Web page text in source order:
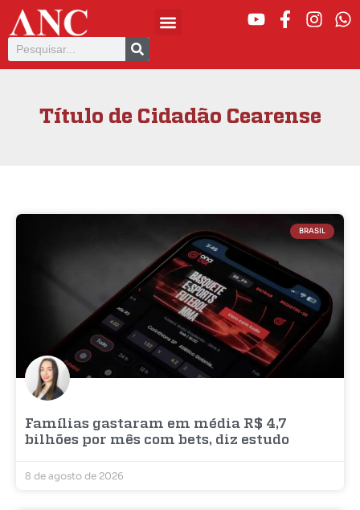
Título de Cidadão Cearense
BRASIL
Famílias gastaram em média R$ 4,7
bilhões por mês com bets, diz estudo
8 de agosto de 2026